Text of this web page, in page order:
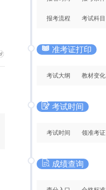
报考流程 考试科目
准考证打印
考试大纲 教材变化
考试时间
考试时间 领准考证
成绩查询